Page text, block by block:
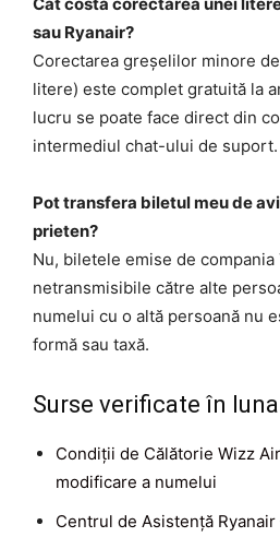
sau Ryanair?
Corectarea greșelilor minore
litere) este complet gratuită la
lucru se poate face direct din
intermediul chat-ului de suport.
Pot transfera biletul meu de
prieten?
Nu, biletele emise de
netransmisibile către alte
numelui cu o altă persoană nu
formă sau taxă.
Surse verificate în
Condiții de Călătorie Wizz
modificare a numelui
Centrul de Asistență